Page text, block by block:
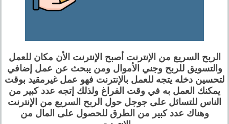
الربح السريع من الإنترنت أصبح الإنترنت الأن مكان للعمل
والتسويق للربح وجني الأموال ومن يبحث عن عمل إضافي
لتحسين دخله يتجه للعمل بالإنترنت فهو عمل غيرمقيد بوقت
يمكنك العمل به في وقت الفراغ ولذلك إتجه عدد كبير من
الناس للتسائل على جوجل حول الربح السريع من الإنترنت
وهناك عدد كبير من الطرق للحصول على المال من